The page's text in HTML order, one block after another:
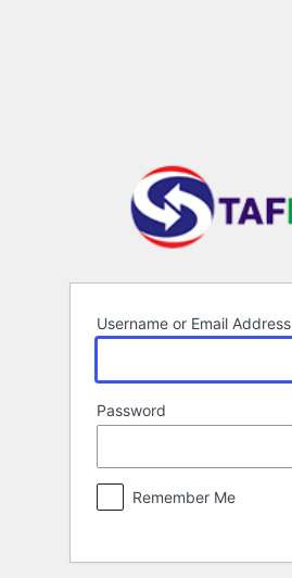
Username or Email Address
Password
Remember Me